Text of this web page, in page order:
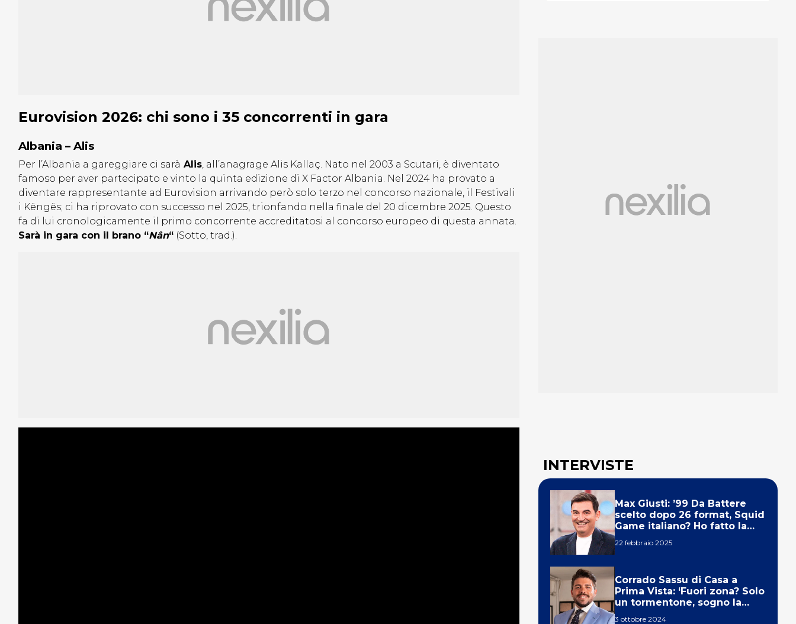
Eurovision 2026: chi sono i 35 concorrenti in gara
Albania – Alis
Per l’Albania a gareggiare ci sarà Alis, all’anagrage Alis Kallaç. Nato nel 2003 a Scutari, è diventato
famoso per aver partecipato e vinto la quinta edizione di X Factor Albania. Nel 2024 ha provato a
diventare rappresentante ad Eurovision arrivando però solo terzo nel concorso nazionale, il
Festivali
i Këngës; ci ha riprovato con successo nel 2025, trionfando nella finale del 20 dicembre 2025. Questo
fa di lui cronologicamente il primo concorrente accreditatosi al concorso europeo di questa annata.
Sarà in gara con il brano “Nân“ (Sotto, trad.).
INTERVISTE
Max Giusti: ’99 Da Battere
scelto dopo 26 format, Squid
Game italiano? Ho fatto la
22 febbraio 2025
Corrado Sassu di Casa a
Prima Vista: ‘Fuori zona? Solo
un tormentone, sogno la
3 ottobre 2024